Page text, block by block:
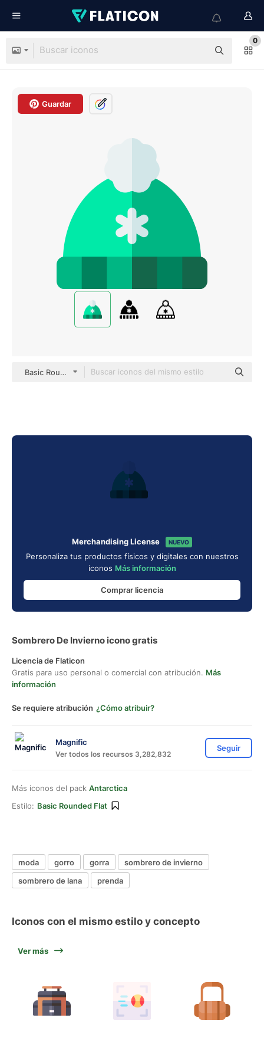
0
Guardar
Basic Rounded Flat
Merchandising License NUEVO
Personaliza tus productos físicos y digitales con nuestros
iconos Más información
Comprar licencia
Sombrero De Invierno icono gratis
Licencia de Flaticon
Gratis para uso personal o comercial con atribución. Más
información
Se requiere atribución ¿Cómo atribuir?
Magnific
Ver todos los recursos 3,282,832
Seguir
Más iconos del pack Antarctica
Estilo: Basic Rounded Flat
moda gorro gorra
sombrero de invierno
sombrero de lana
prenda
Iconos con el mismo estilo y concepto
Ver más